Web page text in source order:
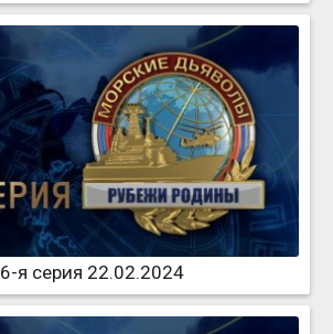
6-я серия 22.02.2024